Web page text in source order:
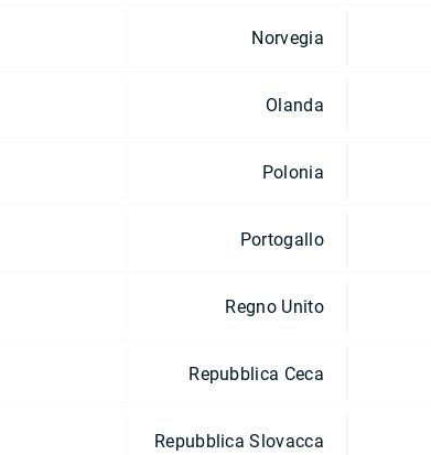
Norvegia
Olanda
Polonia
Portogallo
Regno Unito
Repubblica Ceca
Repubblica Slovacca